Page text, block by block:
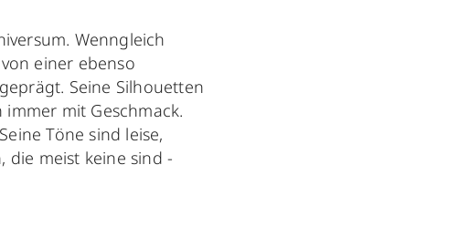
Wenngleich
einer ebenso
Seine Silhouetten
mit Geschmack.
Töne sind leise,
die meist keine sind -